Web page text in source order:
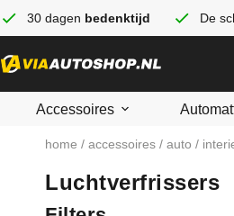
30 dagen bedenktijd De
Accessoires
home / accessoires / auto /
Luchtverfrissers